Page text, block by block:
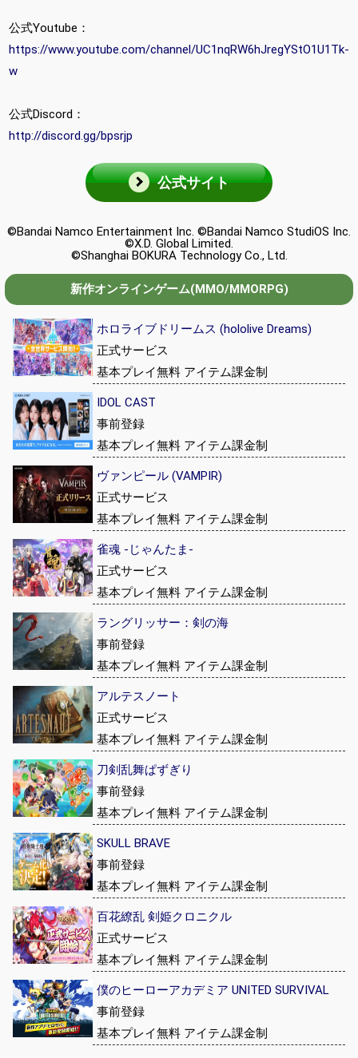
公式Youtube：
https://www.youtube.com/channel/UC1nqRW6hJregYStO1U1Tk-
w
公式Discord：
http://discord.gg/bpsrjp
公式サイト
©Bandai Namco Entertainment Inc. ©Bandai Namco StudiOS Inc.
©X.D. Global Limited.
©Shanghai BOKURA Technology Co., Ltd.
新作オンラインゲーム(MMO/MMORPG)
ホロライブドリームス (hololive Dreams)
正式サービス
基本プレイ無料 アイテム課金制
IDOL CAST
事前登録
基本プレイ無料 アイテム課金制
ヴァンピール (VAMPIR)
正式サービス
基本プレイ無料 アイテム課金制
雀魂 -じゃんたま-
正式サービス
基本プレイ無料 アイテム課金制
ラングリッサー：剣の海
事前登録
基本プレイ無料 アイテム課金制
アルテスノート
正式サービス
基本プレイ無料 アイテム課金制
刀剣乱舞ぱずぎり
事前登録
基本プレイ無料 アイテム課金制
SKULL BRAVE
事前登録
基本プレイ無料 アイテム課金制
百花繚乱 剣姫クロニクル
正式サービス
基本プレイ無料 アイテム課金制
僕のヒーローアカデミア UNITED SURVIVAL
事前登録
基本プレイ無料 アイテム課金制